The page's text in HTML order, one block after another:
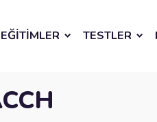
EĞİTİMLER TESTLER